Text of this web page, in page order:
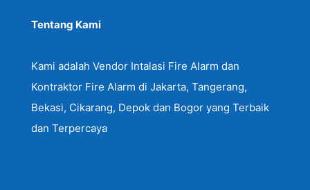
Tentang Kami
Kami adalah Vendor Intalasi Fire Alarm dan
Kontraktor Fire Alarm di Jakarta, Tangerang,
Bekasi, Cikarang, Depok dan Bogor yang Terbaik
dan Terpercaya